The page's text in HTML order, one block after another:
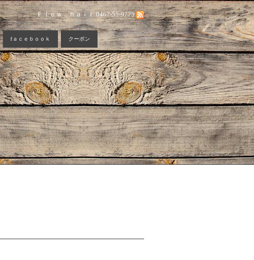
Ｆｌｏｗ ｈａｉｒ 0467-55-9775
fａｃｅｂｏｏｋ クーポン